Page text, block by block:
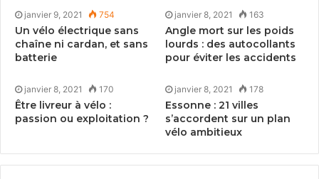
janvier 9, 2021 754
Un vélo électrique sans
chaîne ni cardan, et sans
batterie
janvier 8, 2021 163
Angle mort sur les poids
lourds : des autocollants
pour éviter les accidents
janvier 8, 2021 170
Être livreur à vélo :
passion ou exploitation ?
janvier 8, 2021 178
Essonne : 21 villes
s’accordent sur un plan
vélo ambitieux